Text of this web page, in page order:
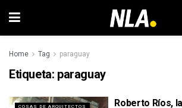
Home Tag paraguay
Etiqueta: paraguay
COSAS DE ARQUITECTOS
Roberto Ríos,